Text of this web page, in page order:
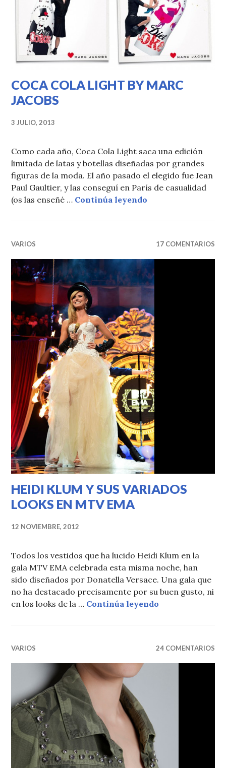
COCA COLA LIGHT BY MARC
JACOBS
3 JULIO, 2013
Como cada año, Coca Cola Light saca una edición
limitada de latas y botellas diseñadas por grandes
figuras de la moda. El año pasado el elegido fue Jean
Paul Gaultier, y las conseguí en París de casualidad
(os las enseñé … Continúa leyendo
VARIOS 17 COMENTARIOS
HEIDI KLUM Y SUS VARIADOS
LOOKS EN MTV EMA
12 NOVIEMBRE, 2012
Todos los vestidos que ha lucido Heidi Klum en la
gala MTV EMA celebrada esta misma noche, han
sido diseñados por Donatella Versace. Una gala que
no ha destacado precisamente por su buen gusto, ni
en los looks de la … Continúa leyendo
VARIOS 24 COMENTARIOS